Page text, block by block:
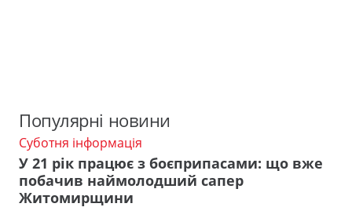
Популярні новини
Суботня інформація
У 21 рік працює з боєприпасами: що вже
побачив наймолодший сапер
Житомирщини